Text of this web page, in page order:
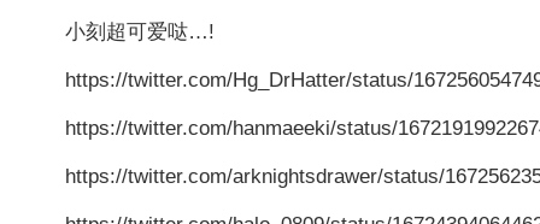
小刻超可爱哒…!
https://twitter.com/Hg_DrHatter/status/
https://twitter.com/hanmaeeki/status/
https://twitter.com/arknightsdrawer/status/